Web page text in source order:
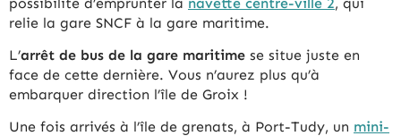
relie la gare SNCF à la gare maritime.
L’arrêt de bus de la gare maritime se situe juste en
face de cette dernière. Vous n’aurez plus qu’à
embarquer direction l’île de Groix !
Une fois arrivés à l’île de grenats, à Port-Tudy, un mini-